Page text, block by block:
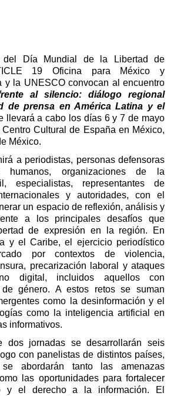
del Día Mundial de la Libertad de
19 Oficina para México y
y la UNESCO convocan al encuentro
al silencio: diálogo regional
de prensa en América Latina y el
llevará a cabo los días 6 y 7 de mayo
Cultural de España en México,
México.
a periodistas, personas defensoras
humanos, organizaciones de la
especialistas, representantes de
y autoridades, con el
un espacio de reflexión, análisis y
a los principales desafíos que
de expresión en la región. En
y el Caribe, el ejercicio periodístico
por contextos de violencia,
precarización laboral y ataques
digital, incluidos aquellos con
de género. A estos retos se suman
como la desinformación y el
como la inteligencia artificial en
informativos.
jornadas se desarrollarán seis
con panelistas de distintos países,
abordarán tanto las amenazas
las oportunidades para fortalecer
y el derecho a la información. El